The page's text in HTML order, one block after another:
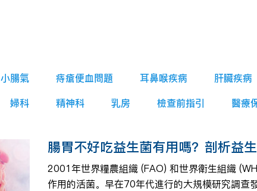
小腸氣 痔瘡便血問題 耳鼻喉疾病 肝臟疾病
婦科 精神科 乳房 檢查前指引 醫療
腸胃不好吃益生菌有用嗎？剖析益
2001年世界糧農組織 (FAO) 和世界衛生組織
作用的活菌。早在70年代進行的大規模研究調查